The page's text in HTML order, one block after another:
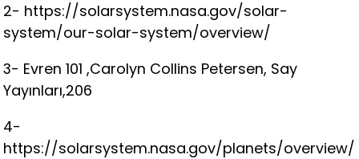
2- https://solarsystem.nasa.gov/solar-
system/our-solar-system/overview/
3- Evren 101 ,Carolyn Collins Petersen, Say
Yayınları,206
4-
https://solarsystem.nasa.gov/planets/overview/